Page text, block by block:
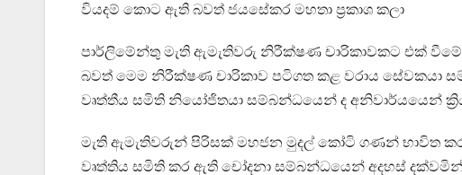
වියදම් කොට ඇති බවත් ජයසේකර මහතා ප්‍රකාශ කලා
පාර්ලිමේන්තු මැති ඇමැතිවරු නිරීක්ෂණ චාරිකාවකට එක්
බවත් මෙම නිරීක්ෂණ චාරිකාව පටිගත කළ වරාය සේවකයා
වෘත්තීය සමිති නියෝජිතයා සම්බන්ධයෙන් ද අනිවාර්යයෙන්
මැති ඇමැතිවරුන් පිරිසක් මහජන මුදල් කෝටි ගණන් භාවිත
වෘත්තිය සමිති කර ඇති චෝදනා සම්බන්ධයෙන් අදහස් දක්වමින්